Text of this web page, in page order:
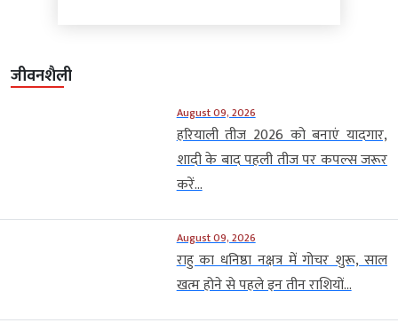
जीवनशैली
August 09, 2026
हरियाली तीज 2026 को बनाएं यादगार,
शादी के बाद पहली तीज पर कपल्स जरूर
करें...
August 09, 2026
राहु का धनिष्ठा नक्षत्र में गोचर शुरू, साल
खत्म होने से पहले इन तीन राशियों...